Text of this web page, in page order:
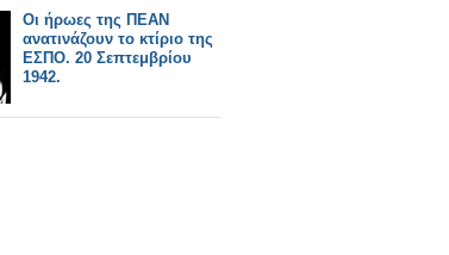
Οι ήρωες της ΠΕΑΝ
ανατινάζουν το κτίριο της
ΕΣΠΟ. 20 Σεπτεμβρίου
1942.